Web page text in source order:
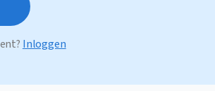
Inloggen